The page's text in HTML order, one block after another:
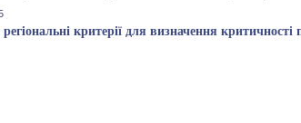
критерії для визначення критичності